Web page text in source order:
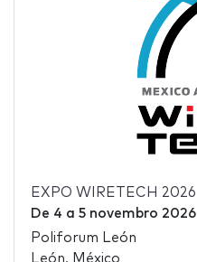
EXPO WIRETECH 2026
De 4 a 5 novembro 2026
Poliforum León
León, México